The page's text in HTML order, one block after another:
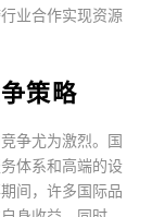
业合作实现资源
策略
争尤为激烈。国
体系和高端的设
间，许多国际品